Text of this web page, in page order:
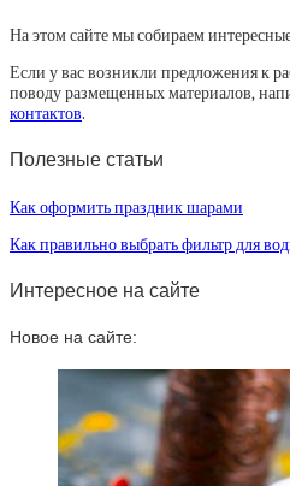
На этом сайте мы собираем
Если у вас возникли предложения к
поводу размещенных материалов,
контактов.
Полезные статьи
Как оформить праздник шарами
Как правильно выбрать фильтр для
Интересное на сайте
Новое на сайте: